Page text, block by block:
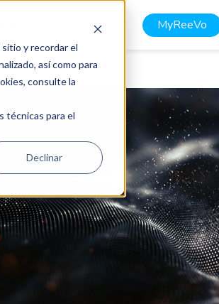
y recordar el
así como para
consulte la
técnicas para el
Declinar
MyReeVo